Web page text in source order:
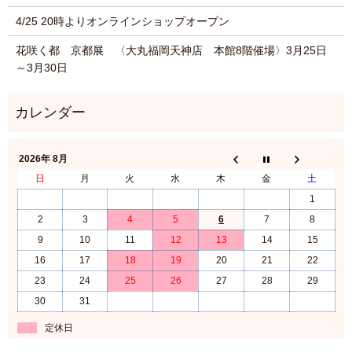
4/25 20時よりオンラインショップオープン
花咲く都 京都展 〈大丸福岡天神店 本館8階催場〉3月25日
～3月30日
2026年 8月
日
月 火 水 木 金
土
1
2
3 4 5 6 7
8
9
10 11 12 13 14
15
16
17 18 19 20 21
22
23
24 25 26 27 28
29
30
31
定休日